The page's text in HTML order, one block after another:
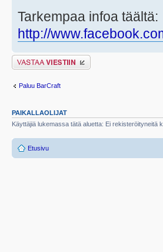
Tarkempaa infoa täältä:
http://
Lähetä vastaus
Paluu BarCraft
PAIKALLAOLIJAT
Käyttäjiä lukemassa tätä aluetta: Ei rekisteröityneitä
Etusivu